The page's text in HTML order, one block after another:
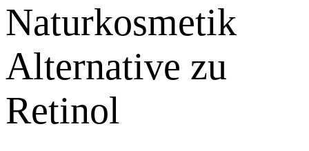
Naturkosmetik
Alternative zu
Retinol